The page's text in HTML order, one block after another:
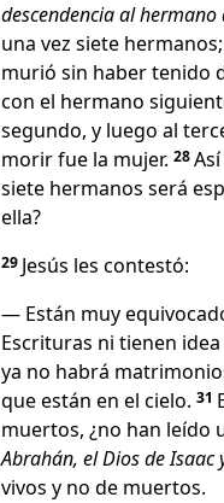
descendencia al
una vez siete
murió sin haber tenido
con el hermano
segundo, y luego al
morir fue la mujer. 28
siete hermanos será
ella?
29 Jesús les contestó:
— Están muy
Escrituras ni tienen
ya no habrá
que están en el cielo. 31
muertos, ¿no han leído
Abrahán, el Dios de Isaac
vivos y no de muertos.